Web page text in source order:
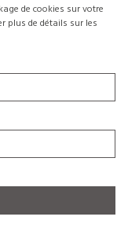
de cookies sur votre
plus de détails sur les
sauvegarder la liste de vos